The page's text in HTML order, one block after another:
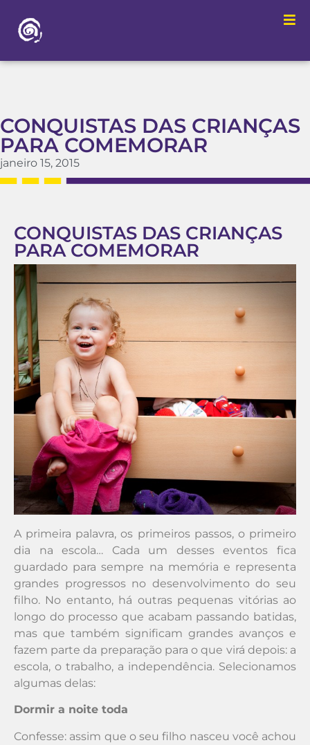
CONQUISTAS DAS CRIANÇAS
PARA COMEMORAR
janeiro 15, 2015
CONQUISTAS DAS CRIANÇAS
PARA COMEMORAR
A primeira palavra, os primeiros passos, o primeiro
dia na escola… Cada um desses eventos fica
guardado para sempre na memória e representa
grandes progressos no desenvolvimento do seu
filho. No entanto, há outras pequenas vitórias ao
longo do processo que acabam passando batidas,
mas que também significam grandes avanços e
fazem parte da preparação para o que virá depois: a
escola, o trabalho, a independência. Selecionamos
algumas delas:
Dormir a noite toda
Confesse: assim que o seu filho nasceu você achou